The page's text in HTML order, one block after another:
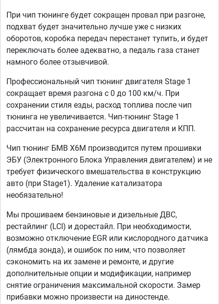
При чип тюнинге будет сокращен провал при разгоне,
подхват будет значительно лучше уже с низких
оборотов, коробка передач перестанет тупить, и будет
переключать более адекватно, а педаль газа станет
намного более отзывчивой.
Профессиональный чип тюнинг двигателя Stage 1
сокращает время разгона с 0 до 100 км/ч. При
сохранении стиля езды, расход топлива после чип
тюнинга не увеличивается. Чип-тюнинг Stage 1
рассчитан на сохранение ресурса двигателя и КПП.
Чип тюнинг БМВ X6M производится путем прошивки
ЭБУ (Электронного Блока Управления двигателем) и не
требует физического вмешательства в конструкцию
авто (при Stage1). Удаление катализатора
необязательно!
Мы прошиваем бензиновые и дизельные ДВС,
рестайлинг (LCI) и дорестайл. При необходимости,
возможно отключение EGR или кислородного датчика
(лямбда зонда), и ошибок по ним, что позволяет
сэкономить на их замене и ремонте, и другие
дополнительные опции и модификации, например
снятие ограничения максимальной скорости. Замер
прибавки можно произвести на диностенде.